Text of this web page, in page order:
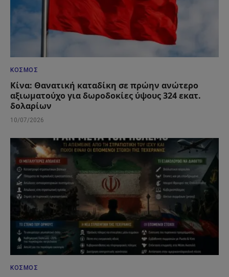
ΚΌΣΜΟΣ
Κίνα: Θανατική καταδίκη σε πρώην ανώτερο
αξιωματούχο για δωροδοκίες ύψους 324 εκατ.
δολαρίων
10/07/2026
ΚΌΣΜΟΣ